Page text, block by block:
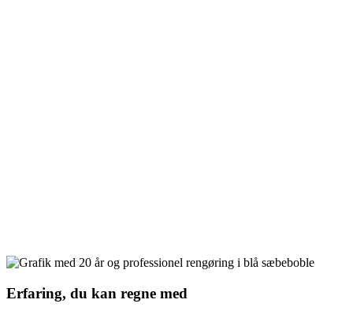
Erfaring, du kan regne med